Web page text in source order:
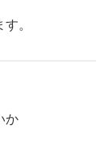
。
か